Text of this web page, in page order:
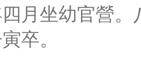
月坐幼官營。
卒。